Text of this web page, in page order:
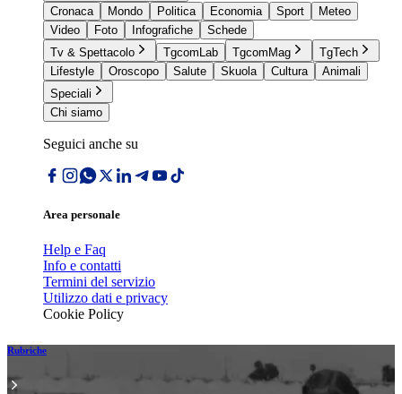
Cronaca
Mondo Politica Economia Sport
Meteo
Video
Foto Infografiche
Schede
Tv & Spettacolo
TgcomLab TgcomMag
TgTech
Lifestyle
Oroscopo Salute Skuola Cultura
Animali
Speciali
Chi siamo
Seguici anche su
Area personale
Help e Faq
Info e contatti
Termini del servizio
Utilizzo dati e privacy
Cookie Policy
Rubriche